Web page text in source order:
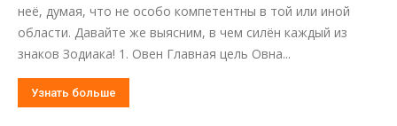
неё, думая, что не особо компетентны в той или иной
области. Давайте же выясним, в чем силён каждый из
знаков Зодиака! 1. Овен Главная цель Овна...
Узнать больше